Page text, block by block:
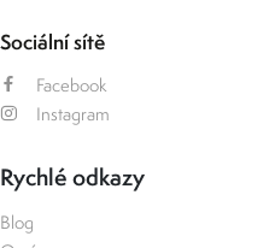
Sociální sítě
Facebook
Instagram
Rychlé odkazy
Blog